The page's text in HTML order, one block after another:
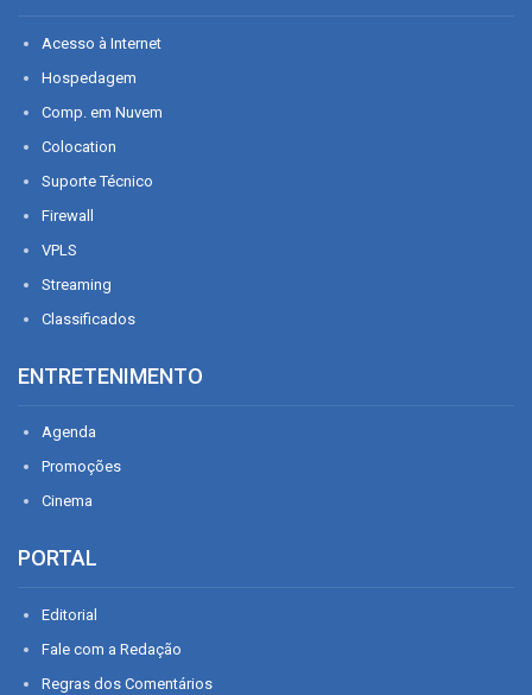
Acesso à Internet
Hospedagem
Comp. em Nuvem
Colocation
Suporte Técnico
Firewall
VPLS
Streaming
Classificados
ENTRETENIMENTO
Agenda
Promoções
Cinema
PORTAL
Editorial
Fale com a Redação
Regras dos Comentários